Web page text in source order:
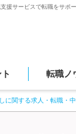
援サービスで転職をサポ
転職ノ
に関する求人・転職・